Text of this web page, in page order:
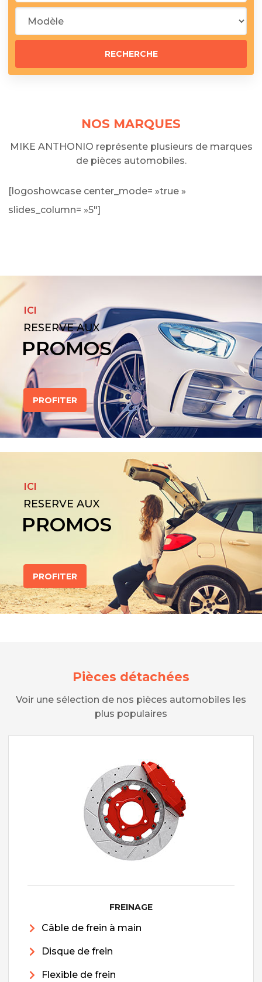
NOS MARQUES
MIKE ANTHONIO représente plusieurs de marques
de pièces automobiles.
[logoshowcase center_mode= »true »
slides_column= »5″]
ICI
RESERVE AUX
PROMOS
PROFITER
ICI
RESERVE AUX
PROMOS
PROFITER
Pièces détachées
Voir une sélection de nos pièces automobiles les
plus populaires
FREINAGE
Câble de frein à main
Disque de frein
Flexible de frein